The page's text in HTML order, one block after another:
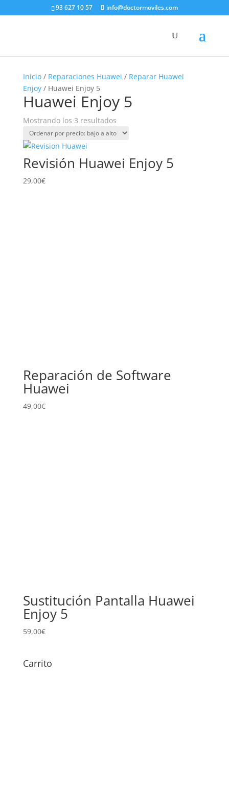
93 627 10 57 info@doctormoviles.com
Inicio/ Reparaciones Huawei / Reparar Huawei
Enjoy/ Huawei Enjoy 5
Huawei Enjoy 5
Mostrando los 3 resultadosOrdenado
por
a
Revisión Huawei Enjoy 5
29,00€
Reparación de Software
Huawei
49,00€
Sustitución Pantalla Huawei
Enjoy 5
59,00€
Carrito